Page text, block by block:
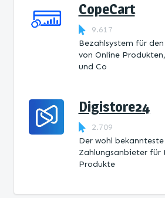
CopeCart
9.617
Bezahlsystem für
von Online
und Co
Digistore24
2.709
Der wohl bekannteste
Zahlungsanbieter für
Produkte